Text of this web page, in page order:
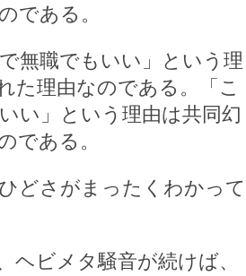
である。
無職でもいい」という理
た理由なのである。「こ
い」という理由は共同幻
である。
どさがまったくわかって
ヘビメタ騒音が続けば、